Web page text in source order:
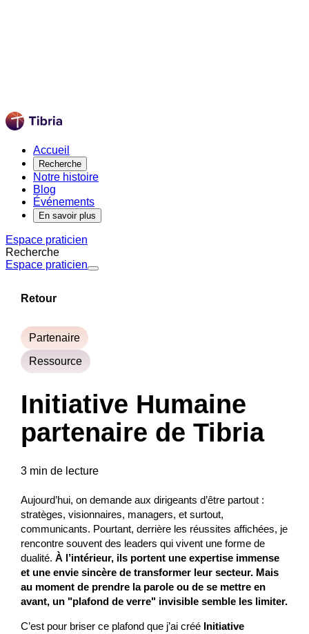
Accueil
Recherche
Notre histoire
Blog
Événements
En savoir plus
Espace praticien
Recherche
Espace praticien
Retour
Partenaire
Ressource
Initiative Humaine
partenaire de Tibria
3 min de lecture
Aujourd’hui, on demande aux dirigeants d’être partout :
stratèges, visionnaires, managers, et surtout,
communicants. Pourtant, derrière les réussites affichées, je
rencontre souvent des leaders qui vivent une forme de
dualité. À l’intérieur, ils portent une expertise immense
et une envie sincère de transformer leur secteur. Mais
au moment de prendre la parole ou de se mettre en
avant, un "plafond de verre" invisible semble les limiter.
C’est pour briser ce plafond que j’ai créé Initiative